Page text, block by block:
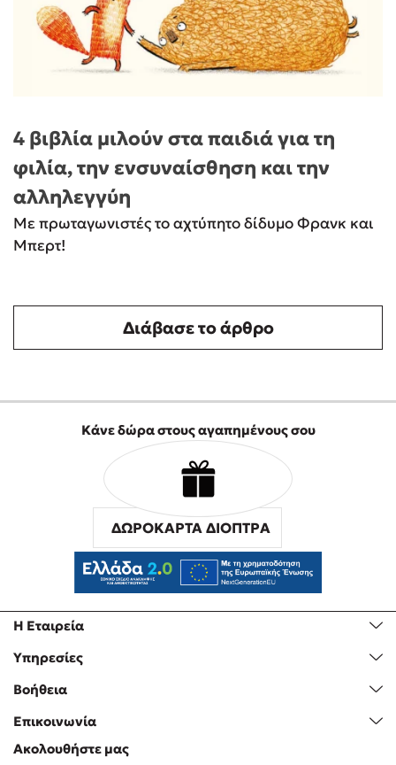
4 βιβλία μιλούν στα παιδιά για τη
φιλία, την ενσυναίσθηση και την
αλληλεγγύη
Με πρωταγωνιστές το αχτύπητο δίδυμο Φρανκ και
Μπερτ!
Διάβασε το άρθρο
Η Εταιρεία
Υπηρεσίες
Βοήθεια
Επικοινωνία
Κάνε δώρα στους αγαπημένους σου
ΔΩΡΟΚΑΡΤΑ ΔΙΟΠΤΡΑ
Ακολουθήστε μας